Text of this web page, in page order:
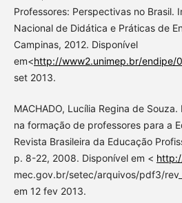
Professores: Perspectivas no Brasil.
Nacional de Didática e Práticas de
Campinas, 2012. Disponível
em<http://www2.unimep.br/endipe/
set 2013.
MACHADO, Lucília Regina de
na formação de professores para a
Revista Brasileira da Educação
p. 8-22, 2008. Disponível em <
mec.gov.br/setec/arquivos/pdf3/
em 12 fev 2013.